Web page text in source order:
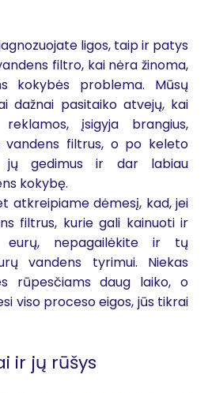
ligos, taip ir patys
filtro, kai nėra žinoma,
kokybės problema. Mūsų
dažnai pasitaiko atvejų, kai
įsigyja brangius,
vandens filtrus, o po keleto
jų gedimus ir dar labiau
kokybę.
atkreipiame dėmesį, kad, jei
filtrus, kurie gali kainuoti ir
eurų, nepagailėkite ir tų
vandens tyrimui. Niekas
rūpesčiams daug laiko, o
viso proceso eigos, jūs tikrai
ir jų rūšys